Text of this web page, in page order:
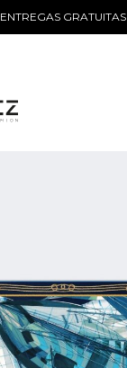
ENTREGAS GRATUITAS